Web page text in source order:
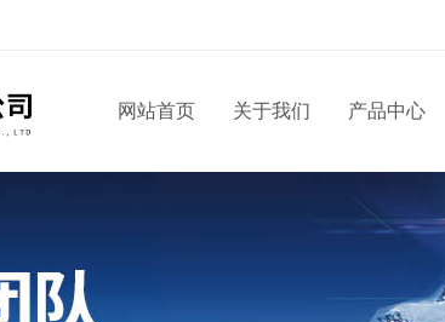
网站首页 关于我们 产品中心